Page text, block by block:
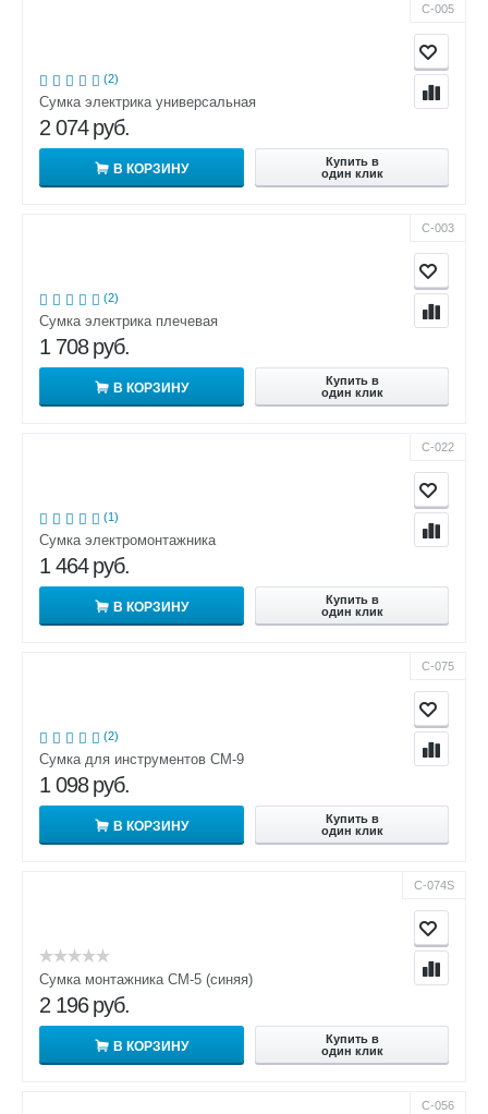
С-005
(2)
Сумка электрика универсальная
2 074 руб.
В КОРЗИНУ
Купить в
один клик
С-003
(2)
Сумка электрика плечевая
1 708 руб.
В КОРЗИНУ
Купить в
один клик
С-022
(1)
Сумка электромонтажника
1 464 руб.
В КОРЗИНУ
Купить в
один клик
С-075
(2)
Сумка для инструментов СМ-9
1 098 руб.
В КОРЗИНУ
Купить в
один клик
С-074S
Сумка монтажника СМ-5 (синяя)
2 196 руб.
В КОРЗИНУ
Купить в
один клик
С-056